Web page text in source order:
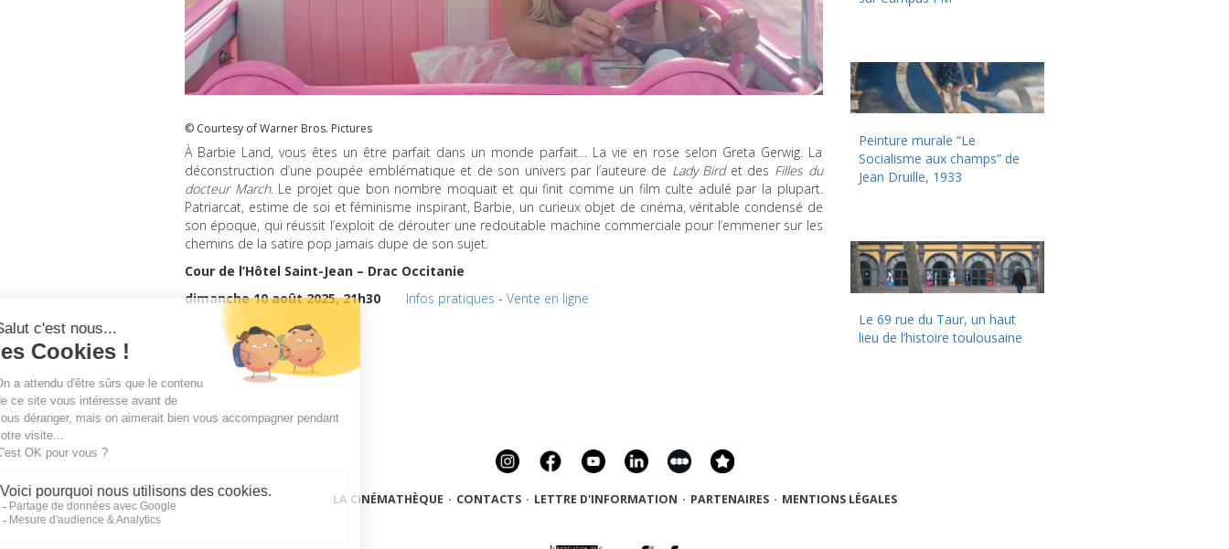
© Courtesy of Warner Bros. Pictures
À Barbie Land, vous êtes un être parfait dans un monde parfait… La vie en rose selon Greta Gerwig. La
déconstruction d’une poupée emblématique et de son univers par l’auteure de Lady Birdet des Filles du
docteur March. Le projet que bon nombre moquait et qui finit comme un film culte adulé par la plupart.
Patriarcat, estime de soi et féminisme inspirant, Barbie, un curieux objet de cinéma, véritable condensé de
son époque, qui réussit l’exploit de dérouter une redoutable machine commerciale pour l’emmener sur les
chemins de la satire pop jamais dupe de son sujet.
Cour de l’Hôtel Saint-Jean – Drac Occitanie
dimanche 10 août 2025, 21h30
Infos pratiques - Vente en ligne
Peinture murale “Le
Socialisme aux champs” de
Jean Druille, 1933
Le 69 rue du Taur, un haut
lieu de l’histoire toulousaine
LA CINÉMATHÈQUE · CONTACTS · LETTRE D'INFORMATION · PARTENAIRES · MENTIONS LÉGALES